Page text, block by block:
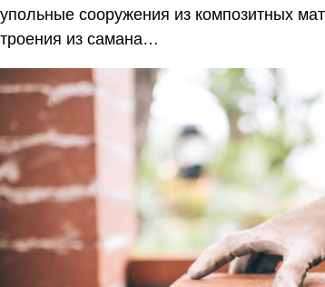
сооружения из композитных
из самана…